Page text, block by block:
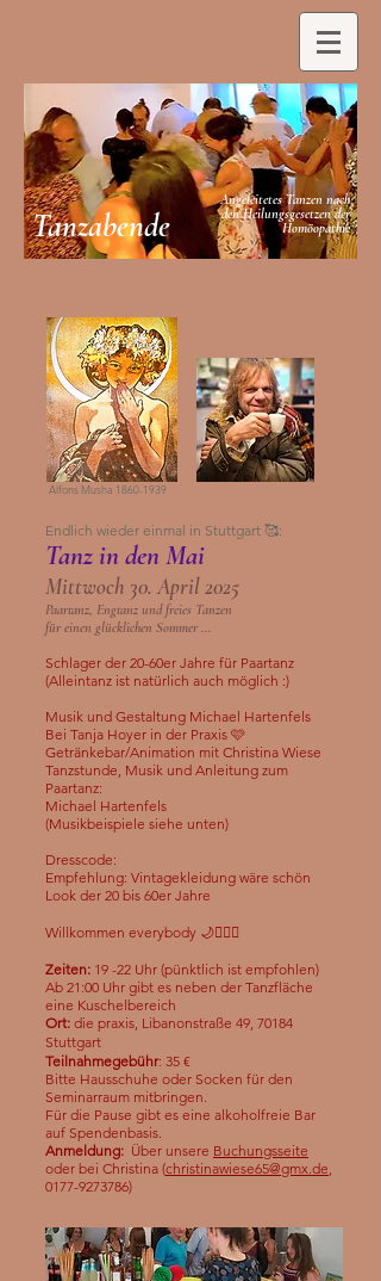
Tanzabende
Angeleitetes Tanzen nach
den Heilungsgesetzen der
Homöopathie
Alfons Musha 1860-1939
Endlich wieder einmal in Stuttgart 🥰:
Tanz in den Mai
Mittwoch 30. April 2025
Paartanz, Engtanz und freies Tanzen
für einen glücklichen Sommer ...
Schlager der 20-60er Jahre für Paartanz
(Alleintanz ist natürlich auch möglich :)
Musik und Gestaltung Michael Hartenfels
Bei Tanja Hoyer in der Praxis 🩷
Getränkebar/Animation mit Christina Wiese
Tanzstunde, Musik und Anleitung zum
Paartanz:
Michael Hartenfels
(Musikbeispiele siehe unten)
Dresscode:
Empfehlung: Vintagekleidung wäre schön
Look der 20 bis 60er Jahre
Willkommen everybody 🌙👩‍❤️‍👨
Zeiten: 19 -22 Uhr (pünktlich ist empfohlen)
Ab 21:00 Uhr gibt es neben der Tanzfläche
eine Kuschelbereich
Ort: die praxis, Libanonstraße 49, 70184
Stuttgart
Teilnahmegebühr: 35 €
Bitte Hausschuhe oder Socken für den
Seminarraum mitbringen.
Für die Pause gibt es eine alkoholfreie Bar
auf Spendenbasis.
Anmeldung: Über unsere Buchungsseite
oder bei Christina (christinawiese65@gmx.de,
0177-9273786)